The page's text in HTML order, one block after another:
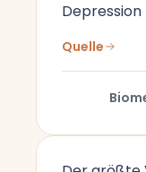
Depression
Quelle